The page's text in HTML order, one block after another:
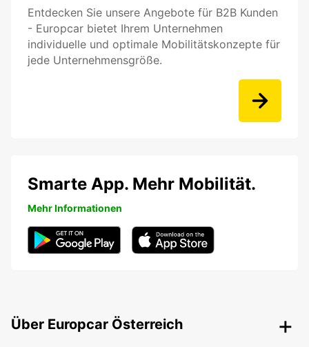
Entdecken Sie unsere Angebote für B2B Kunden
- Europcar bietet Ihrem Unternehmen
individuelle und optimale Mobilitätskonzepte für
jede Unternehmensgröße.
Smarte App. Mehr Mobilität.
Mehr Informationen
Über Europcar Österreich